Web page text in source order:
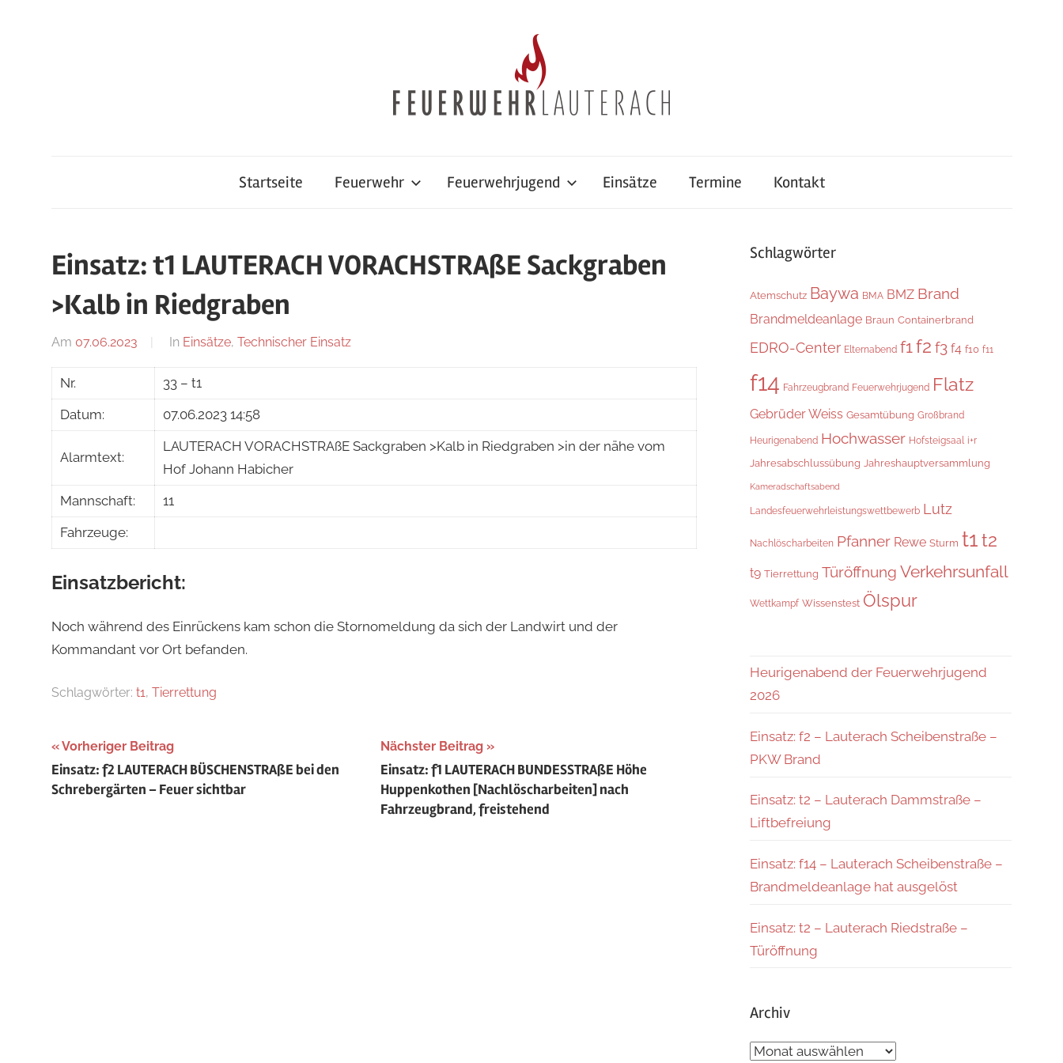
Startseite Feuerwehr Feuerwehrjugend Einsätze Termine Kontakt
Einsatz: t1 LAUTERACH VORACHSTRAßE Sackgraben
>Kalb in Riedgraben
Am 07.06.2023
Von
Steiner
In Einsätze, Technischer Einsatz
Nr.
33 – t1
Datum:
07.06.2023 14:58
Alarmtext:
LAUTERACH VORACHSTRAßE Sackgraben >Kalb in Riedgraben >in der nähe vom
Hof Johann Habicher
Mannschaft:
11
Fahrzeuge:
Einsatzbericht:
Noch während des Einrückens kam schon die Stornomeldung da sich der Landwirt und der
Kommandant vor Ort befanden.
Schlagwörter: t1, Tierrettung
Beitragsnavigation
Vorheriger Beitrag
Einsatz: f2 LAUTERACH BÜSCHENSTRAßE bei den
Schrebergärten – Feuer sichtbar
Nächster Beitrag
Einsatz: f1 LAUTERACH BUNDESSTRAßE Höhe
Huppenkothen [Nachlöscharbeiten] nach
Fahrzeugbrand, freistehend
Schlagwörter
Atemschutz Baywa BMA BMZ Brand
Brandmeldeanlage Braun Containerbrand
EDRO-Center Elternabend f1f2 f3 f4 f10 f11
f14 Fahrzeugbrand Feuerwehrjugend Flatz
Gebrüder Weiss Gesamtübung Großbrand
Heurigenabend Hochwasser Hofsteigsaal i+r
Jahresabschlussübung Jahreshauptversammlung
Kameradschaftsabend
Landesfeuerwehrleistungswettbewerb Lutz
Nachlöscharbeiten Pfanner Rewe Sturm t1t2
t9 Tierrettung Türöffnung Verkehrsunfall
Wettkampf Wissenstest Ölspur
Heurigenabend der Feuerwehrjugend
2026
Einsatz: f2 – Lauterach Scheibenstraße –
PKW Brand
Einsatz: t2 – Lauterach Dammstraße –
Liftbefreiung
Einsatz: f14 – Lauterach Scheibenstraße –
Brandmeldeanlage hat ausgelöst
Einsatz: t2 – Lauterach Riedstraße –
Türöffnung
Archiv
Archiv